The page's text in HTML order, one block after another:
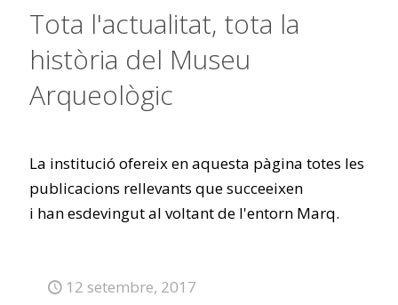
Tota l'actualitat, tota la
història del Museu
Arqueològic
La institució ofereix en aquesta pàgina totes les
publicacions rellevants que succeeixen
i han esdevingut al voltant de l'entorn Marq.
12 setembre, 2017